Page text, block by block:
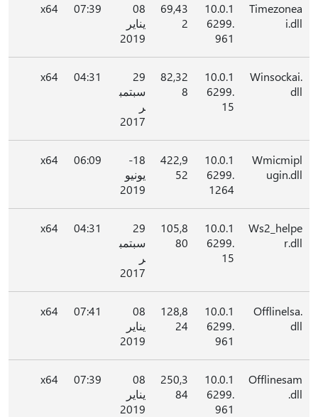
Timezonea
i.dll
10.0.1
6299.
961
69,43
2
08
يناير
2019
07:39
x64
Winsockai.
dll
10.0.1
6299.
15
82,32
8
29
سبتمب
ر
2017
04:31
x64
Wmicmipl
ugin.dll
10.0.1
6299.
1264
422,9
52
18-
يونيو
2019
06:09
x64
Ws2_helpe
r.dll
10.0.1
6299.
15
105,8
80
29
سبتمب
ر
2017
04:31
x64
Offlinelsa.
dll
10.0.1
6299.
961
128,8
24
08
يناير
2019
07:41
x64
Offlinesam
.dll
10.0.1
6299.
961
250,3
84
08
يناير
2019
07:39
x64